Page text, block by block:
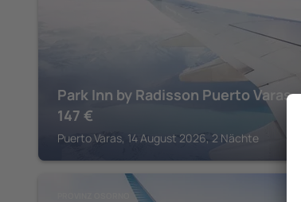
Park Inn by Radisson Puerto Varas
147 €
Puerto Varas, 14 August 2026, 2 Nächte